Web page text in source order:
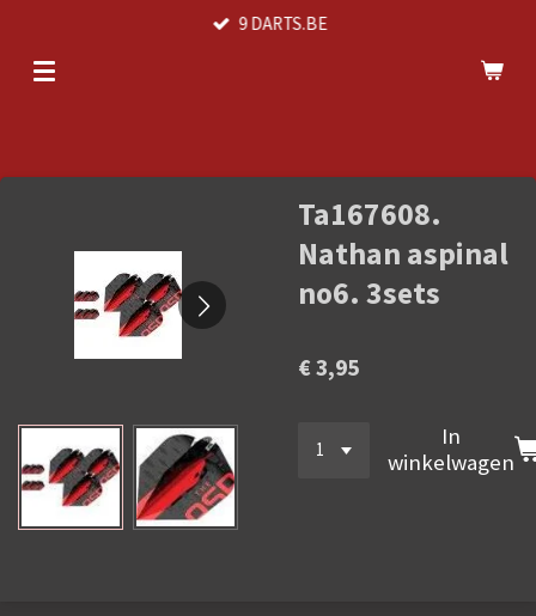
naar
9 DARTS.BE
Ta167608.
Nathan aspinal
no6. 3sets
€ 3,95
In
winkelwagen